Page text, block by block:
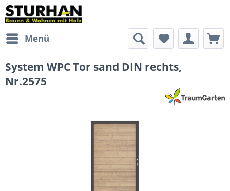
Menü
System WPC Tor sand DIN rechts,
Nr.2575